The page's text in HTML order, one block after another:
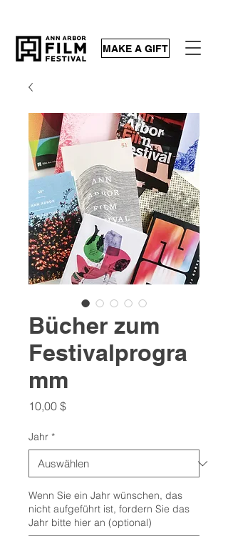
MAKE A GIFT
Bücher zum
Festivalprogra
mm
10,00 $Preis
Jahr *
Wenn Sie ein Jahr wünschen, das
nicht aufgeführt ist, fordern Sie das
Jahr bitte hier an (optional)